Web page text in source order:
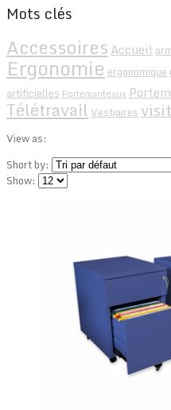
Mots clés
Accessoires Accueil
Ergonomieergonomique
artificielles Portemanteaux
Télétravail Vestiaires
View as:
Short by:
Show: